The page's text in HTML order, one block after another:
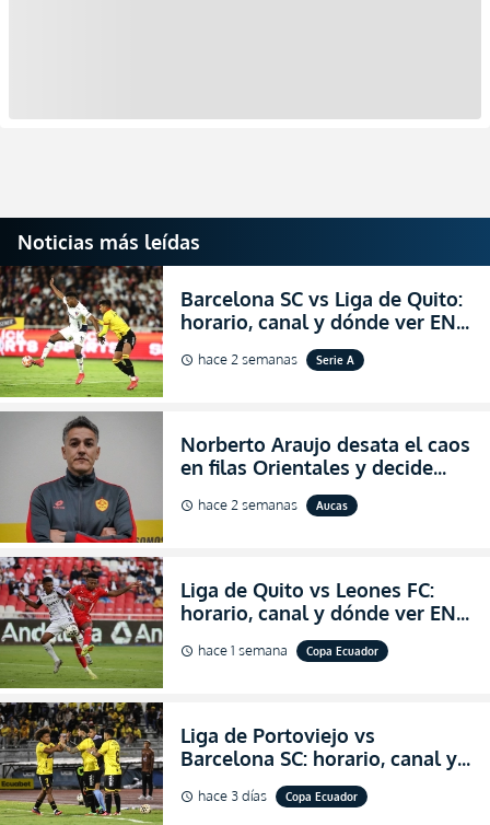
Noticias más leídas
Barcelona SC vs Liga de Quito:
horario, canal y dónde ver EN
VIVO la Fecha 22 de la LigaPro
2026
schedule hace 2 semanas Serie A
Norberto Araujo desata el caos
en filas Orientales y decide
abandonar la dirección técnica
de Aucas
schedule hace 2 semanas Aucas
Liga de Quito vs Leones FC:
horario, canal y dónde ver EN
VIVO los octavos de final de la
Copa Ecuador 2026
schedule hace 1 semana Copa Ecuador
Liga de Portoviejo vs
Barcelona SC: horario, canal y
dónde ver EN VIVO los octavos
de final de la Copa Ecuador
schedule hace 3 días Copa Ecuador